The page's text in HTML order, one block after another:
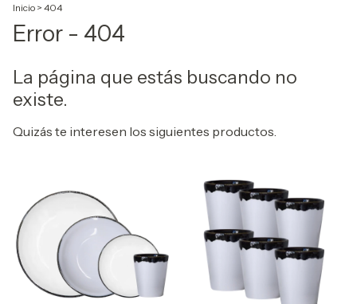
Inicio > 404
Error - 404
La página que estás buscando no
existe.
Quizás te interesen los siguientes productos.